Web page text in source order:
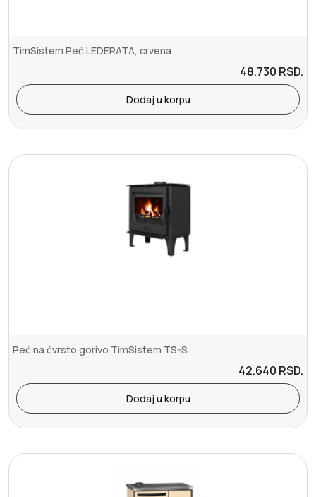
TimSistem Peć LEDERATA, crvena
48.730 RSD.
Dodaj u korpu
Peć na čvrsto gorivo TimSistem TS-S
42.640 RSD.
Dodaj u korpu